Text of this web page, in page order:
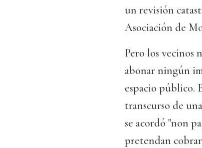
un revisión
Asociación de
Pero los vecinos
abonar ningún
espacio público.
transcurso de
se acordó "non
pretendan